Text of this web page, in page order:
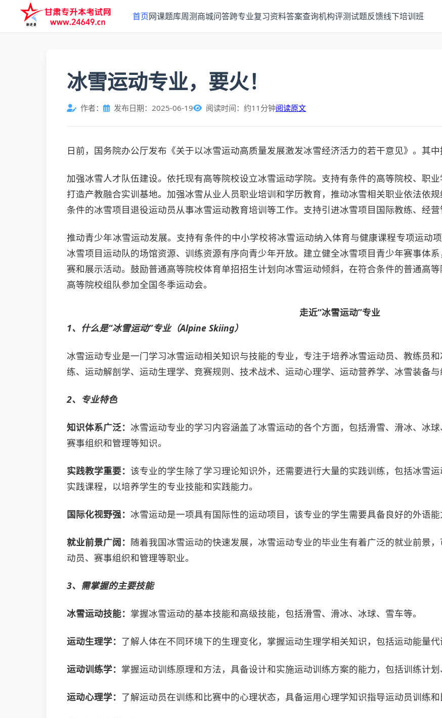
首页网课题库周测商城问答跨专业复习资料答案查询机构评测试题反馈线下培训班
冰雪运动专业，要火！
作者： 发布日期：2025-06-19 阅读时间：约11分钟阅读原文
日前，国务院办公厅发布《关于以冰雪运动高质量发展激发冰雪经济活力的若干意见》。其中
加强冰雪人才队伍建设。依托现有高等院校设立冰雪运动学院。支持有条件的高等院校、职
打造产教融合实训基地。加强冰雪从业人员职业培训和学历教育，推动冰雪相关职业依法依
条件的冰雪项目退役运动员从事冰雪运动教育培训等工作。支持引进冰雪项目国际教练、经营
推动青少年冰雪运动发展。支持有条件的中小学校将冰雪运动纳入体育与健康课程专项运动
冰雪项目运动队的场馆资源、训练资源有序向青少年开放。建立健全冰雪项目青少年赛事体
赛和展示活动。鼓励普通高等院校体育单招招生计划向冰雪运动倾斜，在符合条件的普通高
高等院校组队参加全国冬季运动会。
走近“冰雪运动”专业
1、什么是“冰雪运动”专业（Alpine Skiing）
冰雪运动专业是一门学习冰雪运动相关知识与技能的专业，专注于培养冰雪运动员、教练员
练、运动解剖学、运动生理学、竞赛规则、技术战术、运动心理学、运动营养学、冰雪装备与
2、专业特色
知识体系广泛： 冰雪运动专业的学习内容涵盖了冰雪运动的各个方面，包括滑雪、滑冰、冰
赛事组织和管理等知识。
实践教学重要： 该专业的学生除了学习理论知识外，还需要进行大量的实践训练，包括冰雪
实践课程，以培养学生的专业技能和实践能力。
国际化视野强： 冰雪运动是一项具有国际性的运动项目，该专业的学生需要具备良好的外语
就业前景广阔： 随着我国冰雪运动的快速发展，冰雪运动专业的毕业生有着广泛的就业前景
动员、赛事组织和管理等职业。
3、需掌握的主要技能
冰雪运动技能： 掌握冰雪运动的基本技能和高级技能，包括滑雪、滑冰、冰球、雪车等。
运动生理学： 了解人体在不同环境下的生理变化，掌握运动生理学相关知识，包括运动能量代
运动训练学： 掌握运动训练原理和方法，具备设计和实施运动训练方案的能力，包括训练计划
运动心理学： 了解运动员在训练和比赛中的心理状态，具备运用心理学知识指导运动员训练和